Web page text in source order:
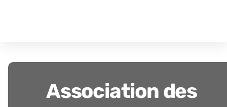
Association des